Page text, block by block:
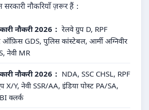
नौकरियाँ ज़रूर हैं：
नौकरी 2026： रेलवे ग्रुप D, RPF
ऑफ़िस GDS, पुलिस कांस्टेबल, आर्मी अग्निवीर
नेवी MR
नौकरी 2026： NDA, SSC CHSL, RPF
X/Y, नेवी SSR/AA, इंडिया पोस्ट PA/SA,
क्लर्क